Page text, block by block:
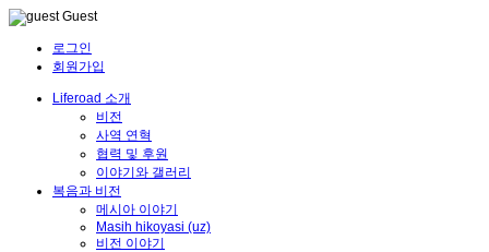
Guest
로그인
회원가입
Liferoad 소개
비전
사역 연혁
협력 및 후원
이야기와 갤러리
복음과 비전
메시아 이야기
Masih hikoyasi (uz)
비전 이야기